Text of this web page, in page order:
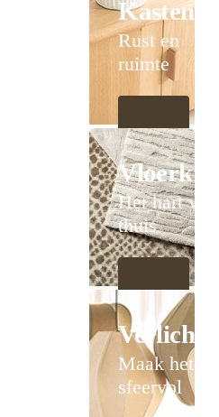
Kasten
Rust en
ruimte
Het hart van
thuis
Maak het
sfeervol